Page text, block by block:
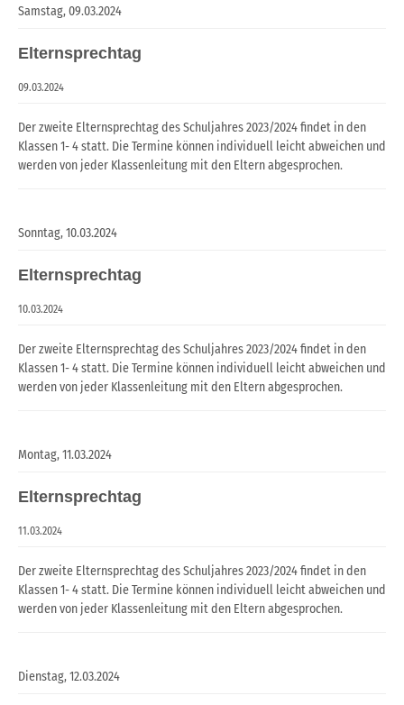
Samstag,09.03.2024
Elternsprechtag
09.03.2024
Der zweite Elternsprechtag des Schuljahres 2023/2024 findet in den
Klassen 1- 4 statt. Die Termine können individuell leicht abweichen und
werden von jeder Klassenleitung mit den Eltern abgesprochen.
Sonntag,10.03.2024
Elternsprechtag
10.03.2024
Der zweite Elternsprechtag des Schuljahres 2023/2024 findet in den
Klassen 1- 4 statt. Die Termine können individuell leicht abweichen und
werden von jeder Klassenleitung mit den Eltern abgesprochen.
Montag,11.03.2024
Elternsprechtag
11.03.2024
Der zweite Elternsprechtag des Schuljahres 2023/2024 findet in den
Klassen 1- 4 statt. Die Termine können individuell leicht abweichen und
werden von jeder Klassenleitung mit den Eltern abgesprochen.
Dienstag,12.03.2024